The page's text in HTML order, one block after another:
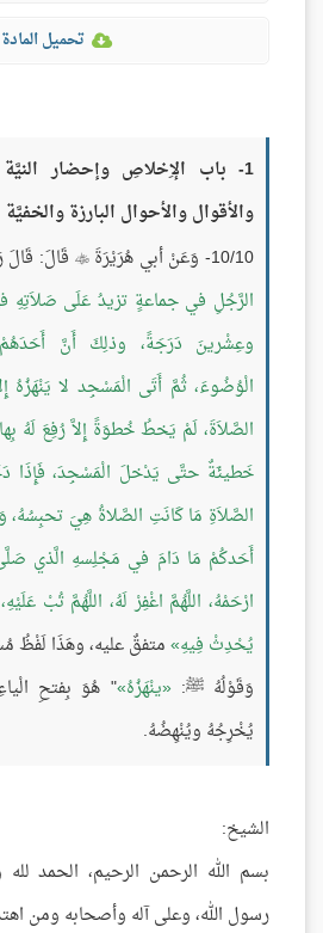
تحميل المادة
1- باب الإِخلاصِ وإحضار
والأقوال والأحوال البارزة والخفيَّة
10/10- وَعَنْ أبي هُرَيْرَةَ
 قَالَ:
الرَّجُلِ في جماعةٍ تزيدُ عَلَى صَلاَتِهِ
وعِشْرينَ دَرَجَةً، وذلِكَ أَنَّ
الْوُضُوءَ، ثُمَّ أَتَى الْمَسْجِد لا يَنْهَزُهُ
الصَّلاَةَ، لَمْ يَخطُ خُطوَةً إِلاَّ رُفِعَ لَهُ
خَطيئَةٌ حتَّى يَدْخلَ الْمَسْجِدَ، فَإِذَا
الصَّلاَةِ مَا كَانَتِ الصَّلاةُ هِيَ تحبِسُهُ،
أَحَدكُمْ مَا دَامَ في مَجْلِسهِ الَّذي صَلَّى
ارْحَمْهُ، اللَّهُمَّ اغْفِرْ لَهُ، اللَّهُمَّ تُبْ
يُحْدِثْ فِيهِ متفقٌ عليه، وهَذَا لَفْظُ
وَقَوْلُهُ ﷺ: ينْهَزُهُ " هُوَ بِفتحِ
يُخْرِجُهُ ويُنْهِضُهُ.
الشيخ:
بسم الله الرحمن الرحيم، الحمد
رسول الله، وعلى آله وأصحابه ومن